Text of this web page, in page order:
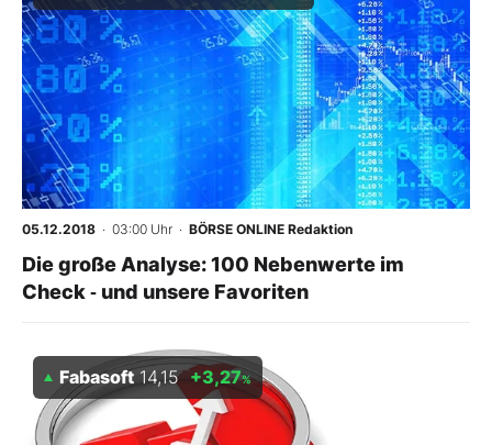
05.12.2018 · 03:00 Uhr · BÖRSE ONLINE Redaktion
Die große Analyse: 100 Nebenwerte im
Check ‑ und unsere Favoriten
Fabasoft 14,15 +3,27%